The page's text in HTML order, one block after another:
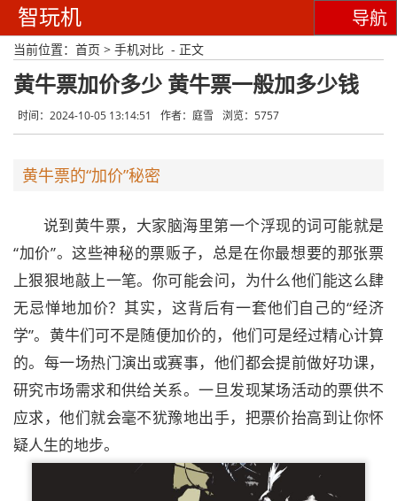
智玩机 导航
当前位置： 首页 > 手机对比 - 正文
黄牛票加价多少 黄牛票一般加多少钱
时间：2024-10-05 13:14:51 作者：庭雪 浏览：5757
黄牛票的“加价”秘密
说到黄牛票，大家脑海里第一个浮现的词可能就是
“加价”。这些神秘的票贩子，总是在你最想要的那张票
上狠狠地敲上一笔。你可能会问，为什么他们能这么肆
无忌惮地加价？其实，这背后有一套他们自己的“经济
学”。黄牛们可不是随便加价的，他们可是经过精心计算
的。每一场热门演出或赛事，他们都会提前做好功课，
研究市场需求和供给关系。一旦发现某场活动的票供不
应求，他们就会毫不犹豫地出手，把票价抬高到让你怀
疑人生的地步。